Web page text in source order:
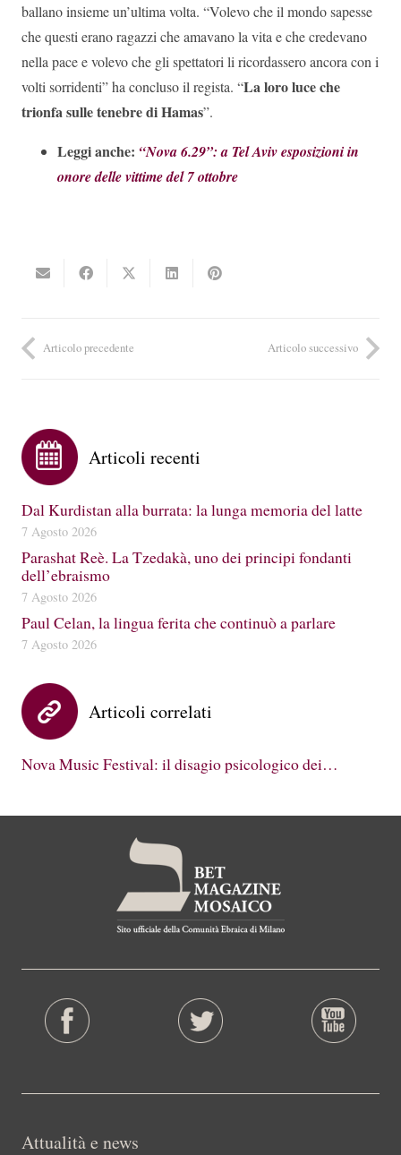
ballano insieme un’ultima volta. “Volevo che il mondo sapesse
che questi erano ragazzi che amavano la vita e che credevano
nella pace e volevo che gli spettatori li ricordassero ancora con i
volti sorridenti” ha concluso il regista. “La loro luce che
trionfa sulle tenebre di Hamas”.
Leggi anche: “Nova 6.29”: a Tel Aviv esposizioni in
onore delle vittime del 7 ottobre
Articolo precedente Articolo successivo
Articoli recenti
Dal Kurdistan alla burrata: la lunga memoria del latte
7 Agosto 2026
Parashat Reè. La Tzedakà, uno dei principi fondanti
dell’ebraismo
7 Agosto 2026
Paul Celan, la lingua ferita che continuò a parlare
7 Agosto 2026
Articoli correlati
Nova Music Festival: il disagio psicologico dei…
Attualità e news